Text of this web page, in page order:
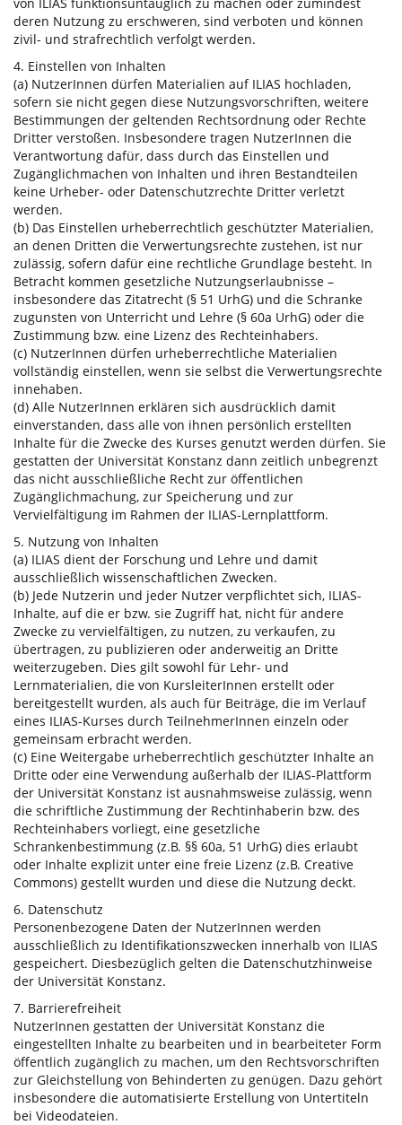
deren Nutzung zu erschweren, sind verboten und können
zivil- und strafrechtlich verfolgt werden.
4. Einstellen von Inhalten
(a) NutzerInnen dürfen Materialien auf ILIAS hochladen,
sofern sie nicht gegen diese Nutzungsvorschriften, weitere
Bestimmungen der geltenden Rechtsordnung oder Rechte
Dritter verstoßen. Insbesondere tragen NutzerInnen die
Verantwortung dafür, dass durch das Einstellen und
Zugänglichmachen von Inhalten und ihren Bestandteilen
keine Urheber- oder Datenschutzrechte Dritter verletzt
werden.
(b) Das Einstellen urheberrechtlich geschützter Materialien,
an denen Dritten die Verwertungsrechte zustehen, ist nur
zulässig, sofern dafür eine rechtliche Grundlage besteht. In
Betracht kommen gesetzliche Nutzungserlaubnisse –
insbesondere das Zitatrecht (§ 51 UrhG) und die Schranke
zugunsten von Unterricht und Lehre (§ 60a UrhG) oder die
Zustimmung bzw. eine Lizenz des Rechteinhabers.
(c) NutzerInnen dürfen urheberrechtliche Materialien
vollständig einstellen, wenn sie selbst die Verwertungsrechte
innehaben.
(d) Alle NutzerInnen erklären sich ausdrücklich damit
einverstanden, dass alle von ihnen persönlich erstellten
Inhalte für die Zwecke des Kurses genutzt werden dürfen. Sie
gestatten der Universität Konstanz dann zeitlich unbegrenzt
das nicht ausschließliche Recht zur öffentlichen
Zugänglichmachung, zur Speicherung und zur
Vervielfältigung im Rahmen der ILIAS-Lernplattform.
5. Nutzung von Inhalten
(a) ILIAS dient der Forschung und Lehre und damit
ausschließlich wissenschaftlichen Zwecken.
(b) Jede Nutzerin und jeder Nutzer verpflichtet sich, ILIAS-
Inhalte, auf die er bzw. sie Zugriff hat, nicht für andere
Zwecke zu vervielfältigen, zu nutzen, zu verkaufen, zu
übertragen, zu publizieren oder anderweitig an Dritte
weiterzugeben. Dies gilt sowohl für Lehr- und
Lernmaterialien, die von KursleiterInnen erstellt oder
bereitgestellt wurden, als auch für Beiträge, die im Verlauf
eines ILIAS-Kurses durch TeilnehmerInnen einzeln oder
gemeinsam erbracht werden.
(c) Eine Weitergabe urheberrechtlich geschützter Inhalte an
Dritte oder eine Verwendung außerhalb der ILIAS-Plattform
der Universität Konstanz ist ausnahmsweise zulässig, wenn
die schriftliche Zustimmung der Rechtinhaberin bzw. des
Rechteinhabers vorliegt, eine gesetzliche
Schrankenbestimmung (z.B. §§ 60a, 51 UrhG) dies erlaubt
oder Inhalte explizit unter eine freie Lizenz (z.B. Creative
Commons) gestellt wurden und diese die Nutzung deckt.
6. Datenschutz
Personenbezogene Daten der NutzerInnen werden
ausschließlich zu Identifikationszwecken innerhalb von ILIAS
gespeichert. Diesbezüglich gelten die Datenschutzhinweise
der Universität Konstanz.
7. Barrierefreiheit
NutzerInnen gestatten der Universität Konstanz die
eingestellten Inhalte zu bearbeiten und in bearbeiteter Form
öffentlich zugänglich zu machen, um den Rechtsvorschriften
zur Gleichstellung von Behinderten zu genügen. Dazu gehört
insbesondere die automatisierte Erstellung von Untertiteln
bei Videodateien.